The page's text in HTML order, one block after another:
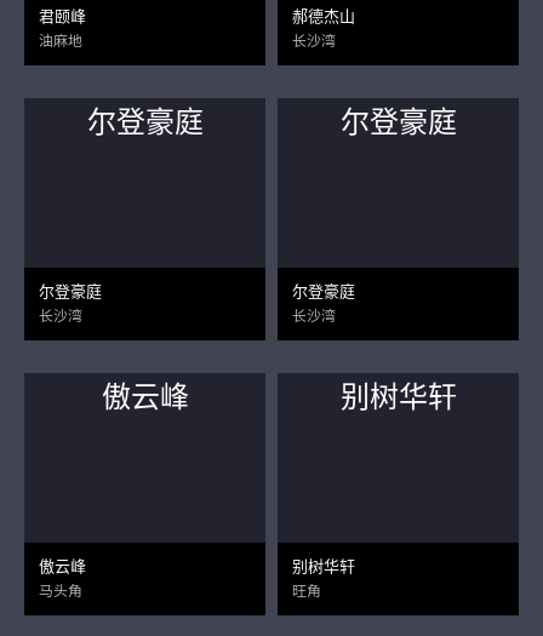
君颐峰
油麻地
郝德杰山
长沙湾
尔登豪庭
尔登豪庭
长沙湾
尔登豪庭
尔登豪庭
长沙湾
傲云峰
傲云峰
马头角
别树华轩
别树华轩
旺角